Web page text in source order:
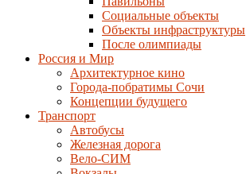
Социальные объекты
Объекты инфраструктуры
После олимпиады
Россия и Мир
Архитектурное кино
Города-побратимы Сочи
Концепции будущего
Транспорт
Автобусы
Железная дорога
Вело-СИМ